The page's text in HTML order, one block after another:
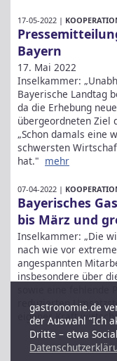
17-05-2022 |
Bayern
17. Mai 2022
Inselkammer:
Bayerische Landtag
da die Erhebung
übergeordneten Ziel
„Schon damals eine
schwersten
hat." mehr
07-04-2022 |
Bayerisches
bis März und
Inselkammer: „Die
nach wie vor
angespannten
insbesondere über
reduzierten
eigener Kraft
gastronomie.de
der Auswahl “Ich
Dritte – etwa